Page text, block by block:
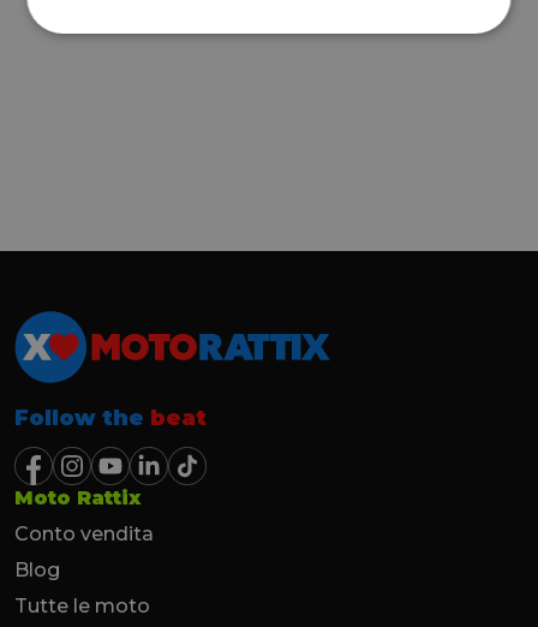
Follow the beat
Moto Rattix
Conto vendita
Blog
Tutte le moto